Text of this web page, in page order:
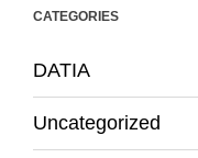
CATEGORIES
DATIA
Uncategorized